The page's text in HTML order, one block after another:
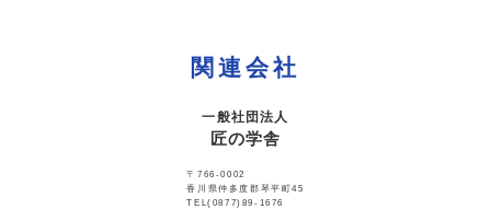
関連会社
一般社団法人
匠の学舎
〒766-0002
香川県仲多度郡琴平町45
TEL(0877)89-1676